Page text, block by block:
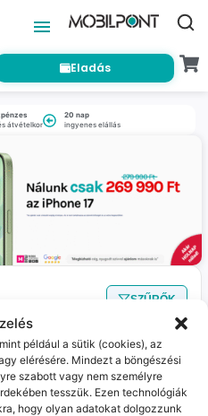
például a sütik (cookies), az
elérésére. Mindezt a böngészési
szabott vagy nem személyre
tesszük. Ezen technológiák
hogy olyan adatokat dolgozzunk
Eladás
átvételkor
20 nap
ingyenes elállás
SZŰRŐK
termékünk :(